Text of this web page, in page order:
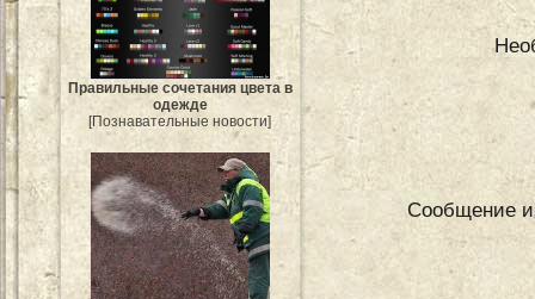
Правильные сочетания цвета в
одежде
[Познавательные новости]
Сообщение